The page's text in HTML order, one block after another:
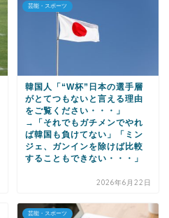
芸能・スポーツ
韓国人「“W杯”日本の選手層
がとてつもないと言える理由
をご覧ください・・・」
→「それでもガチメンでやれ
ば韓国も負けてない」「ミン
ジェ、ガンインを除けば比較
することもできない・・・」
2026年6月22日
芸能・スポーツ